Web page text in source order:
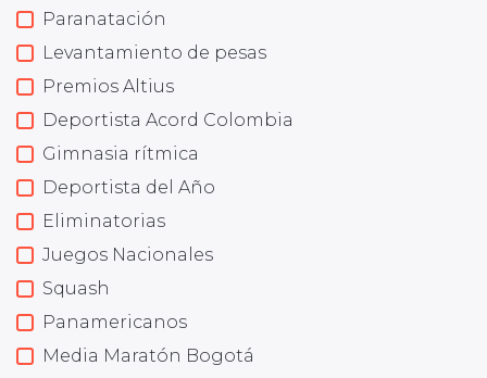
Paranatación
Levantamiento de pesas
Premios Altius
Deportista Acord Colombia
Gimnasia rítmica
Deportista del Año
Eliminatorias
Juegos Nacionales
Squash
Panamericanos
Media Maratón Bogotá